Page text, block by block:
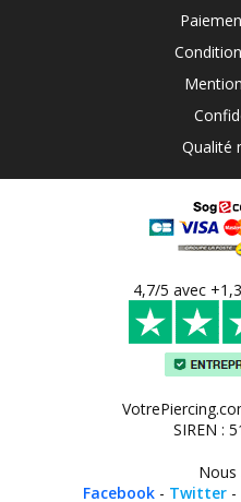
Qualité
4,7/5 avec
SIREN :
Nous
Facebook - Twitter -